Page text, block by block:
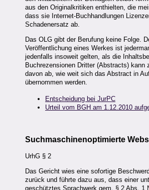
aus den Originalkritiken enthielten, die
dass sie Internet-Buchhandlungen
Schadenersatz ab.
Das OLG gibt der Berufung keine Folge.
Veröffentlichung eines Werkes ist
jedenfalls insoweit gelten, als die
Buchrezensionen Dritter (Abstracts)
davon ab, wie weit sich das Abstract in
übernommen werden.
Entscheidung bei JurPC
Urteil vom BGH am 1.12.2010
Suchmaschinenoptimierte
UrhG § 2
Das Gericht wies eine sofortige
zurück und führte dazu aus, dass einer
geschütztes Sprachwerk gem. § 2 Abs. 1